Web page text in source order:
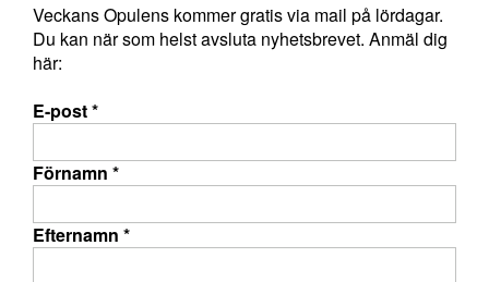
Veckans Opulens kommer gratis via mail på lördagar.
Du kan när som helst avsluta nyhetsbrevet. Anmäl dig
här:
E-post*
Förnamn *
Efternamn *